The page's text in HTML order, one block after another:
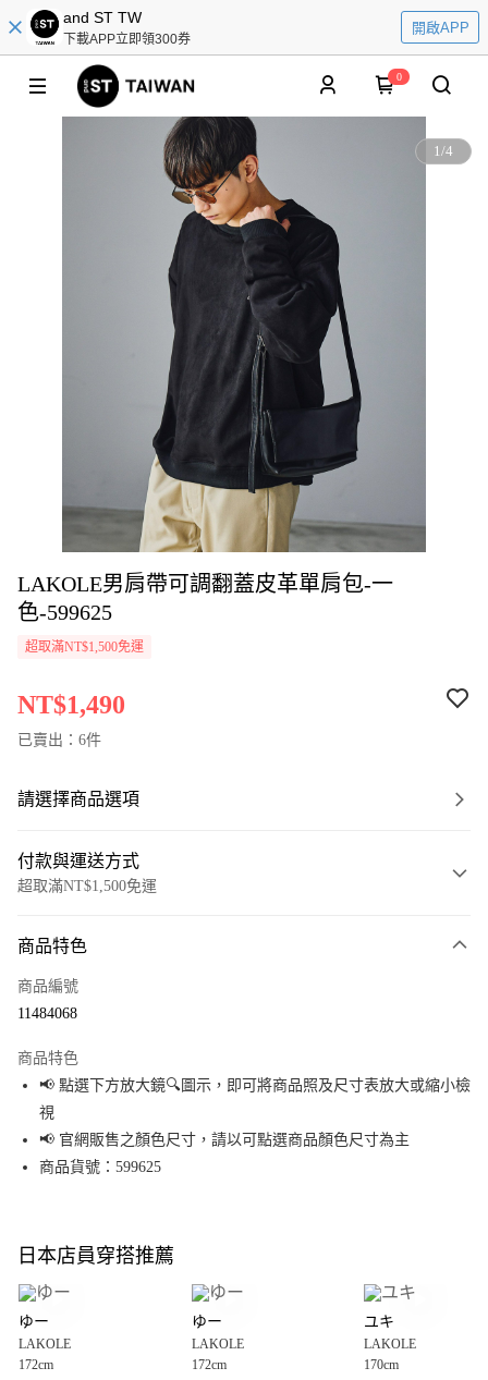
and ST TW
下載APP立即領300券
開啟APP
0
1/4
LAKOLE男肩帶可調翻蓋皮革單肩包-一
色-599625
超取滿NT$1,500免運
NT$1,490
已賣出：6件
請選擇商品選項
付款與運送方式
超取滿NT$1,500免運
信用卡一次付款
Apple Pay
街口支付
悠遊付
全盈+PAY
大哥付你分期
【大哥付你分期使用說明】
1.本服務由台灣大哥大提供，台灣大哥大用戶可立即使用無須另外申請。
2.付款方式選擇「大哥付你分期」，訂單成立後會自動跳轉到大哥付的交易
AFTEE先享後付
商品特色
商品編號
11484068
商品特色
📢 點選下方放大鏡🔍圖示，即可將商品照及尺寸表放大或縮小檢
視
📢 官網販售之顏色尺寸，請以可點選商品顏色尺寸為主
商品貨號：599625
日本店員穿搭推薦
ゆー
LAKOLE
172cm
ゆー
LAKOLE
172cm
ユキ
LAKOLE
170cm